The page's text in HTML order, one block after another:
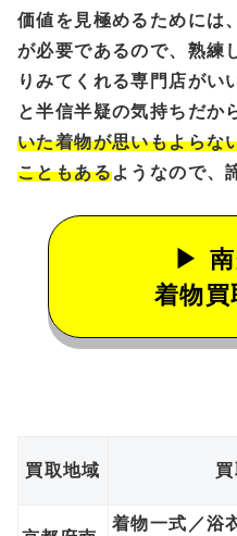
価値を見極めるためには
が必要であるので、熟練
りみてくれる専門店がい
と半信半疑の気持ちだか
いた着物が思いもよらな
こともあるようなので、
着物買
買取地域
着物一式／浴